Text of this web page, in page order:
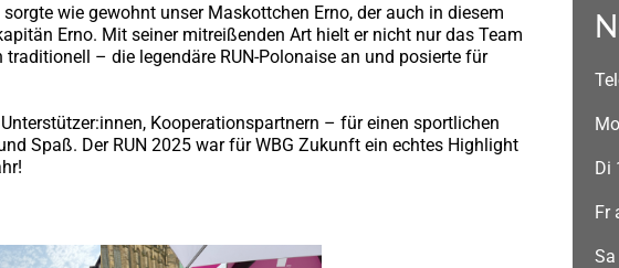
wie gewohnt unser Maskottchen Erno, der auch in diesem
Erno. Mit seiner mitreißenden Art hielt er nicht nur das Team
– die legendäre RUN-Polonaise an und posierte für
Kooperationspartnern – für einen sportlichen
Spaß. Der RUN 2025 war für WBG Zukunft ein echtes Highlight
Di
Fr